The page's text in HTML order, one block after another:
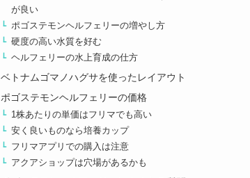
が良い
ポゴステモンヘルフェリーの増やし方
硬度の高い水質を好む
ヘルフェリーの水上育成の仕方
ベトナムゴマノハグサを使ったレイアウト
ポゴステモンヘルフェリーの価格
1株あたりの単価はフリマでも高い
安く良いものなら培養カップ
フリマアプリでの購入は注意
アクアショップは穴場があるかも